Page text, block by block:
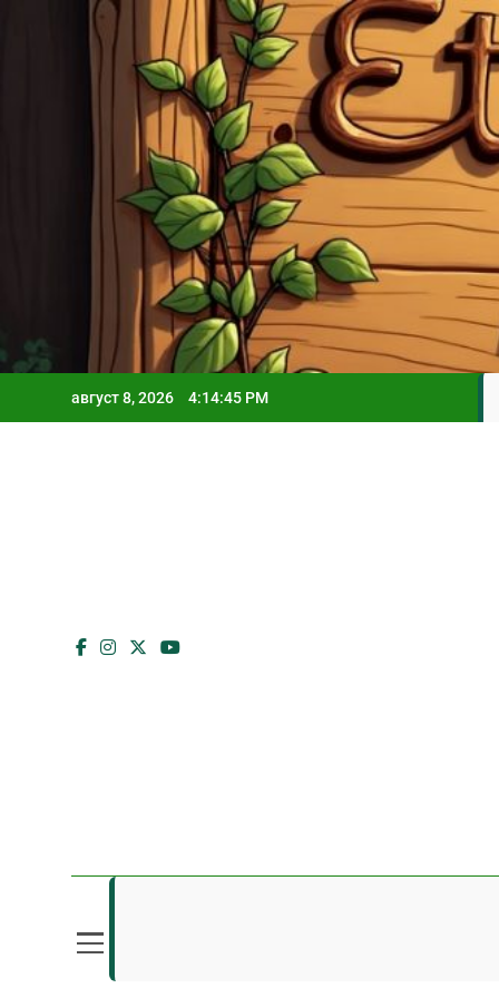
август 8, 2026 4:14:46 PM